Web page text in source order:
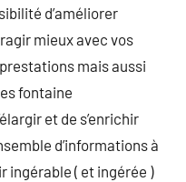
d’améliorer
mieux avec vos
mais aussi
fontaine
et de s’enrichir
d’informations à
ingérable ( et ingérée )